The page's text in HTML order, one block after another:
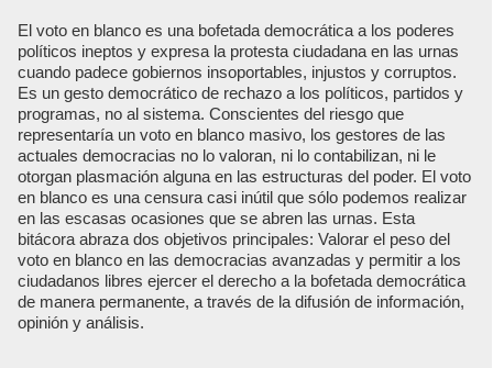
El voto en blanco es una bofetada democrática a los poderes
políticos ineptos y expresa la protesta ciudadana en las urnas
cuando padece gobiernos insoportables, injustos y corruptos.
Es un gesto democrático de rechazo a los políticos, partidos y
programas, no al sistema. Conscientes del riesgo que
representaría un voto en blanco masivo, los gestores de las
actuales democracias no lo valoran, ni lo contabilizan, ni le
otorgan plasmación alguna en las estructuras del poder. El voto
en blanco es una censura casi inútil que sólo podemos realizar
en las escasas ocasiones que se abren las urnas. Esta
bitácora abraza dos objetivos principales: Valorar el peso del
voto en blanco en las democracias avanzadas y permitir a los
ciudadanos libres ejercer el derecho a la bofetada democrática
de manera permanente, a través de la difusión de información,
opinión y análisis.